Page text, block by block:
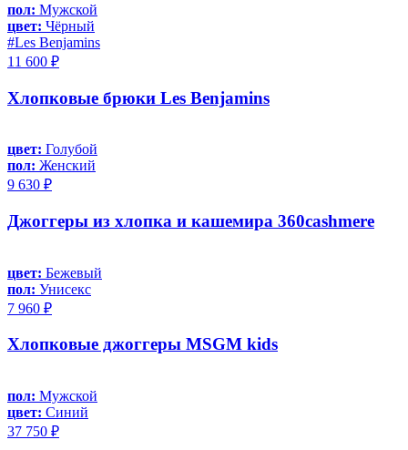
пол: Мужской
цвет: Чёрный
#Les Benjamins
11 600 ₽
Хлопковые брюки Les Benjamins
цвет: Голубой
пол: Женский
9 630 ₽
Джоггеры из хлопка и кашемира 360cashmere
цвет: Бежевый
пол: Унисекс
7 960 ₽
Хлопковые джоггеры MSGM kids
пол: Мужской
цвет: Синий
37 750 ₽